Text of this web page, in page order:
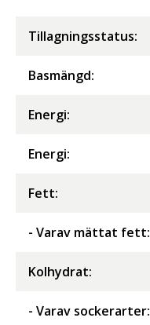
Tillagningsstatus:
Basmängd:
Energi:
Energi:
Fett:
- Varav mättat fett:
Kolhydrat:
- Varav sockerarter: